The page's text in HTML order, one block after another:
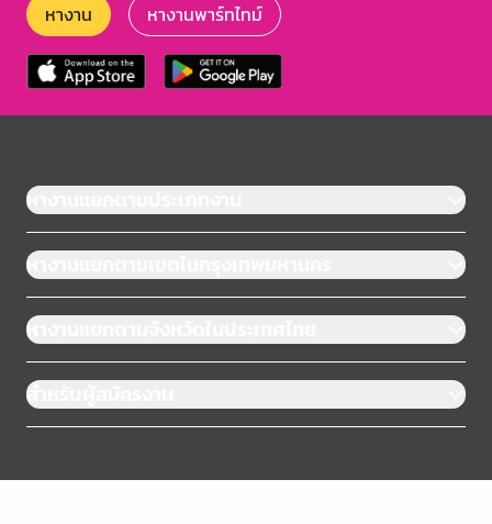
หางาน หางานพาร์ทไทม์
หางานแยกตามประเภทงาน
หางานแยกตามเขตในกรุงเทพมหานคร
หางานแยกตามจังหวัดในประเทศไทย
สำหรับผู้สมัครงาน